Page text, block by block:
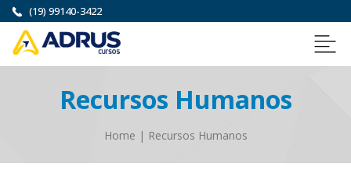
(19) 99140-3422
Recursos Humanos
Home | Recursos Humanos